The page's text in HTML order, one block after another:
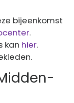
bijeenkomst
.
kan hier.